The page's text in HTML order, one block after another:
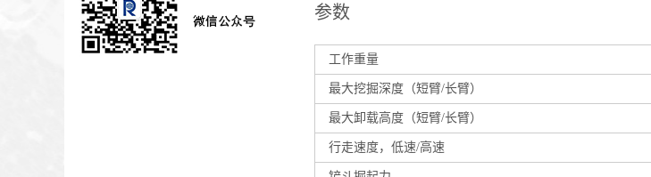
参数
工作重量
最大挖掘深度（短臂/长臂）
最大卸载高度（短臂/长臂）
行走速度，低速/高速